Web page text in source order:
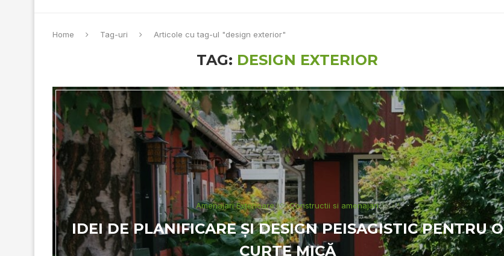
Home Tag-uri Articole cu tag-ul "design exterior"
TAG: DESIGN EXTERIOR
Amenajari Exterioare Constructii si amenajari
IDEI DE PLANIFICARE ŞI DESIGN PEISAGISTIC PENTRU O
CURTE MICĂ